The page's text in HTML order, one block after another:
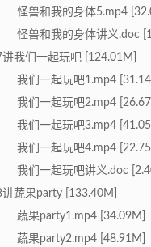
怪兽和我的身体5.mp4
怪兽和我的身体讲义.doc
讲我们一起玩吧 [124.01M]
我们一起玩吧1.mp4
我们一起玩吧2.mp4
我们一起玩吧3.mp4
我们一起玩吧4.mp4
我们一起玩吧讲义.doc
讲蔬果party [133.40M]
蔬果party1.mp4 [34.09M]
蔬果party2.mp4 [48.91M]